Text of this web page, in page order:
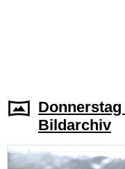
Donnerstag
Bildarchiv